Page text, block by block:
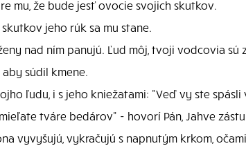
mu, že bude jesť ovocie svojich skutkov.
jeho rúk sa mu stane.
nad ním panujú. Ľud môj, tvoji vodcovia sú
súdil kmene.
ľudu, i s jeho kniežatami: "Veď vy ste
tváre bedárov" - hovorí Pán, Jahve
vyvyšujú, vykračujú s napnutým krkom,